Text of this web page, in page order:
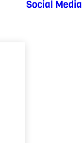
Social Media